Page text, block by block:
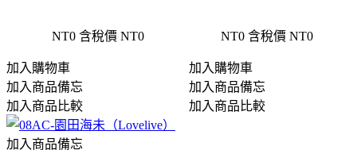
NT0 含稅價 NT0
加入購物車
加入商品備忘
加入商品比較
NT0 含稅價 NT0
加入購物車
加入商品備忘
加入商品比較
加入商品備忘